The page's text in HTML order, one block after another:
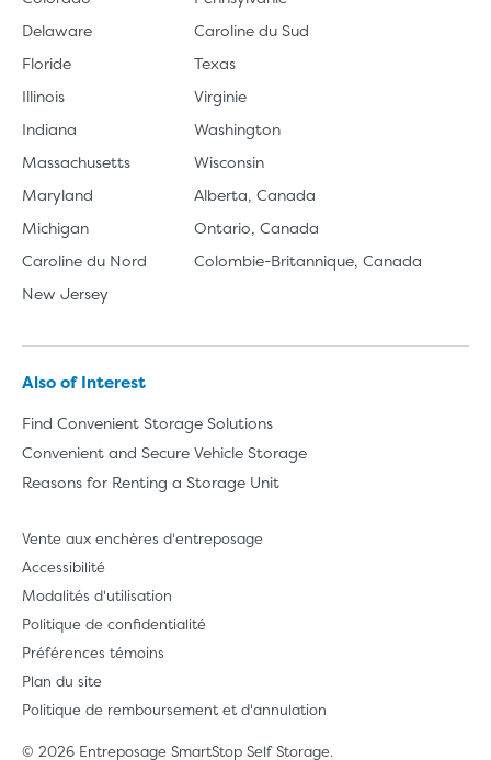
Delaware
Floride
Illinois
Indiana
Massachusetts
Maryland
Michigan
Caroline du Nord
New Jersey
Caroline du Sud
Texas
Virginie
Washington
Wisconsin
Alberta, Canada
Ontario, Canada
Colombie-Britannique, Canada
Also of Interest
Find Convenient Storage Solutions
Convenient and Secure Vehicle Storage
Reasons for Renting a Storage Unit
Vente aux enchères d'entreposage
Accessibilité
Modalités d'utilisation
Politique de confidentialité
Préférences témoins
Plan du site
Politique de remboursement et d'annulation
© 2026 Entreposage SmartStop Self Storage.